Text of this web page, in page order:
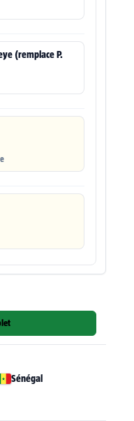
(remplace P.
du match France - Sénégal
Sénégal